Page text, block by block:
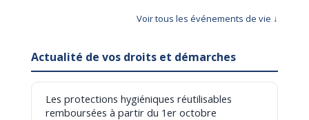
Voir tous les événements de vie ↓
Actualité de vos droits et démarches
Les protections hygiéniques réutilisables
remboursées à partir du 1er octobre